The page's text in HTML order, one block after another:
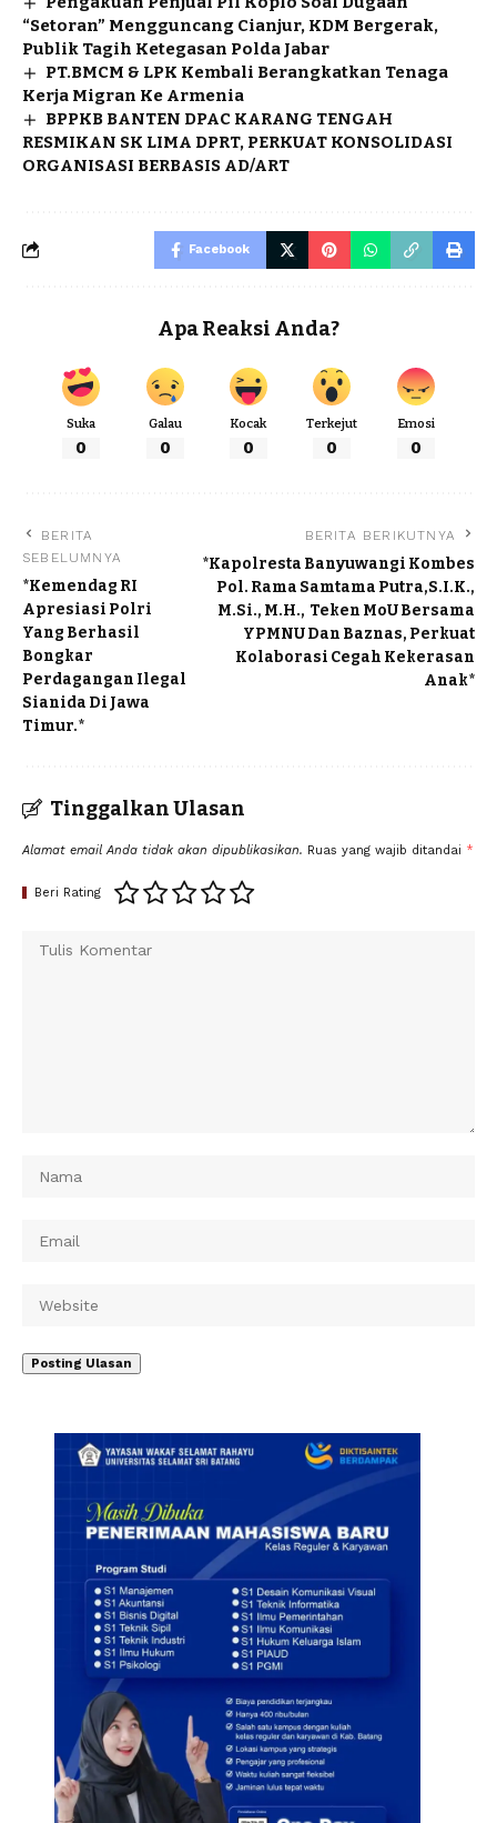
“Setoran” Mengguncang Cianjur, KDM Bergerak,
Publik Tagih Ketegasan Polda Jabar
PT.BMCM & LPK Kembali Berangkatkan Tenaga
Kerja Migran Ke Armenia
BPPKB BANTEN DPAC KARANG TENGAH
RESMIKAN SK LIMA DPRT, PERKUAT KONSOLIDASI
ORGANISASI BERBASIS AD/ART
Facebook
Apa Reaksi Anda?
Suka
0
Galau
0
Kocak
0
Terkejut
0
Emosi
0
BERITA
SEBELUMNYA
*Kemendag RI
Apresiasi Polri
Yang Berhasil
Bongkar
Perdagangan Ilegal
Sianida Di Jawa
Timur.*
BERITA BERIKUTNYA
*Kapolresta Banyuwangi Kombes
Pol. Rama Samtama Putra,S.I.K.,
M.Si., M.H., Teken MoU Bersama
YPMNU Dan Baznas, Perkuat
Kolaborasi Cegah Kekerasan
Anak*
Tinggalkan Ulasan
Alamat email Anda tidak akan dipublikasikan. Ruas yang wajib ditandai *
Beri Rating